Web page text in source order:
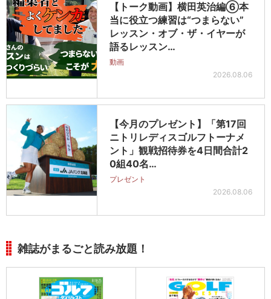
【トーク動画】横田英治編⑥本
当に役立つ練習は“つまらない”
レッスン・オブ・ザ・イヤーが
語るレッスン…
動画
2026.08.06
【今月のプレゼント】「第17回
ニトリレディスゴルフトーナメ
ント」観戦招待券を4日間合計2
0組40名…
プレゼント
2026.08.06
雑誌がまるごと読み放題！